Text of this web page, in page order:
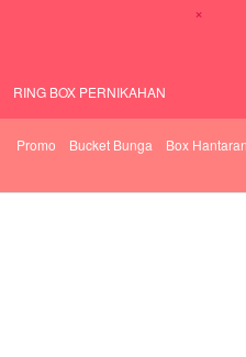
×
RING BOX PERNIKAHAN
Promo Bucket Bunga Box